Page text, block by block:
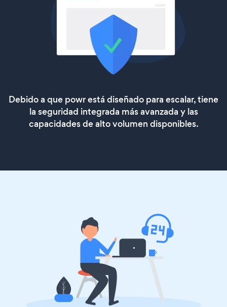
Debido a que powr está diseñado para escalar, tiene
la seguridad integrada más avanzada y las
capacidades de alto volumen disponibles.